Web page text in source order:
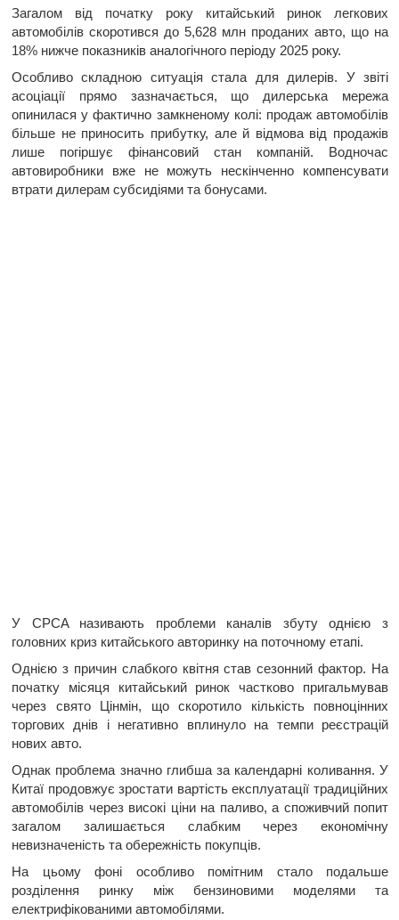
Загалом від початку року китайський ринок легкових
автомобілів скоротився до 5,628 млн проданих авто, що на
18% нижче показників аналогічного періоду 2025 року.
Особливо складною ситуація стала для дилерів. У звіті
асоціації прямо зазначається, що дилерська мережа
опинилася у фактично замкненому колі: продаж автомобілів
більше не приносить прибутку, але й відмова від продажів
лише погіршує фінансовий стан компаній. Водночас
автовиробники вже не можуть нескінченно компенсувати
втрати дилерам субсидіями та бонусами.
У CPCA називають проблеми каналів збуту однією з
головних криз китайського авторинку на поточному етапі.
Однією з причин слабкого квітня став сезонний фактор. На
початку місяця китайський ринок частково пригальмував
через свято Цінмін, що скоротило кількість повноцінних
торгових днів і негативно вплинуло на темпи реєстрацій
нових авто.
Однак проблема значно глибша за календарні коливання. У
Китаї продовжує зростати вартість експлуатації традиційних
автомобілів через високі ціни на паливо, а споживчий попит
загалом залишається слабким через економічну
невизначеність та обережність покупців.
На цьому фоні особливо помітним стало подальше
розділення ринку між бензиновими моделями та
електрифікованими автомобілями.